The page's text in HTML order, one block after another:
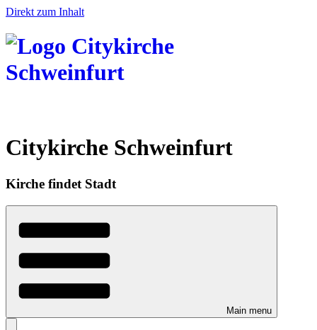
Direkt zum Inhalt
Citykirche Schweinfurt
Kirche findet Stadt
Main menu